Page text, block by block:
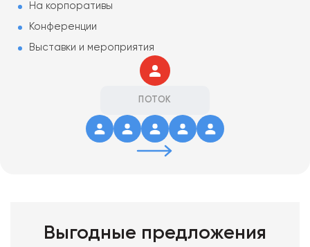
На корпоративы
Конференции
Выставки и мероприятия
ПОТОК
Выгодные предложения